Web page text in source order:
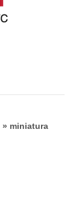
» miniatura